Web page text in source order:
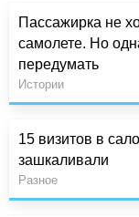
Пассажирка не
самолете. Но
передумать
Истории
15 визитов в
зашкаливали
Разное